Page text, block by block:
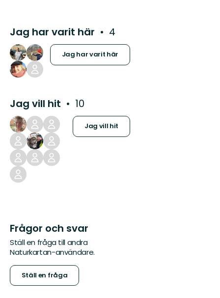
Jag har varit här 4
Jag har varit här
Jag vill hit 10
Jag vill hit
Frågor och svar
Ställ en fråga till andra
Naturkartan-användare.
Ställ en fråga